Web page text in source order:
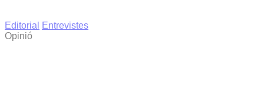
Editorial
Entrevistes
Opinió